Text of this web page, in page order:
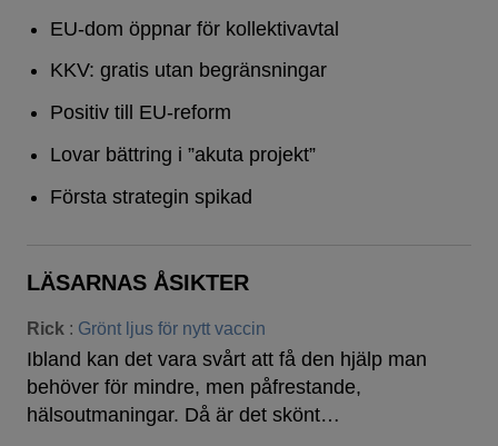
EU-dom öppnar för kollektivavtal
KKV: gratis utan begränsningar
Positiv till EU-reform
Lovar bättring i ”akuta projekt”
Första strategin spikad
LÄSARNAS ÅSIKTER
Rick : Grönt ljus för nytt vaccin
Ibland kan det vara svårt att få den hjälp man
behöver för mindre, men påfrestande,
hälsoutmaningar. Då är det skönt…